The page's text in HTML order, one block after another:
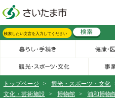
トップページ > 観光・スポーツ・文化
文化・芸術施設
> 博物館 > 浦和博物